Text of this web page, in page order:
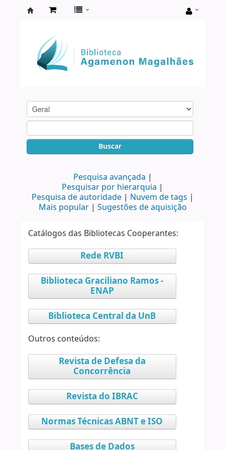
Agamenon
Magalhães
Buscar
Pesquisa avançada
Pesquisar por hierarquia
Pesquisa de autoridade
Nuvem de tags
Mais popular
Sugestões de aquisição
Catálogos das Bibliotecas Cooperantes:
Rede RVBI
Biblioteca Graciliano Ramos -
ENAP
Biblioteca Central da UnB
Outros conteúdos:
Revista de Defesa da
Concorrência
Revista do IBRAC
Normas Técnicas ABNT e ISO
Bases de Dados